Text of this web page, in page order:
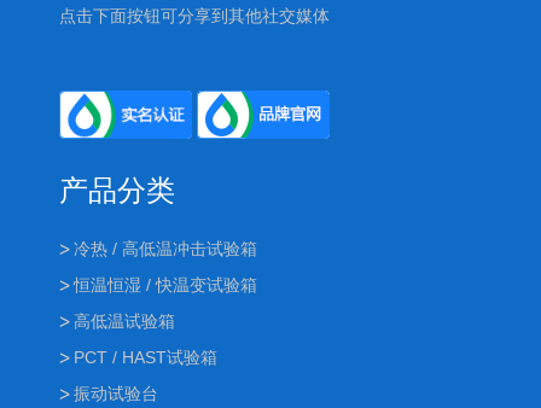
点击下面按钮可分享到其他社交媒体
产品分类
冷热 / 高低温冲击试验箱
恒温恒湿 / 快温变试验箱
高低温试验箱
PCT / HAST试验箱
振动试验台